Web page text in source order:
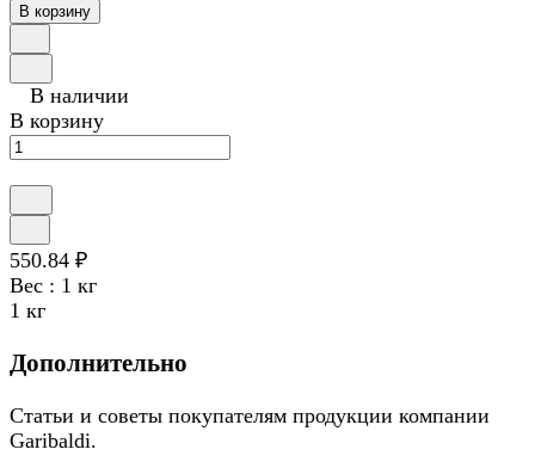
В корзину
В наличии
В корзину
550.84 ₽
Вес : 1 кг
1 кг
Дополнительно
Статьи и советы покупателям продукции компании
Garibaldi.